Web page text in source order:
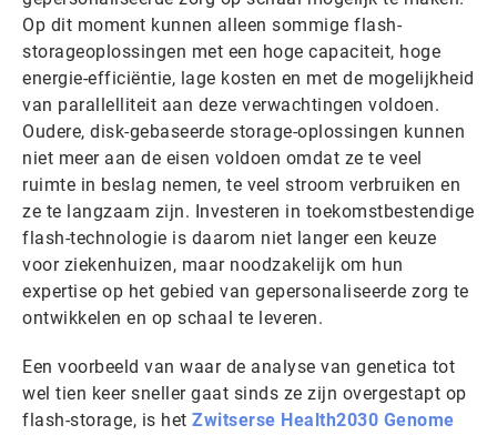
Op dit moment kunnen alleen sommige flash-
storageoplossingen met een hoge capaciteit, hoge
energie-efficiëntie, lage kosten en met de mogelijkheid
van parallelliteit aan deze verwachtingen voldoen.
Oudere, disk-gebaseerde storage-oplossingen kunnen
niet meer aan de eisen voldoen omdat ze te veel
ruimte in beslag nemen, te veel stroom verbruiken en
ze te langzaam zijn. Investeren in toekomstbestendige
flash-technologie is daarom niet langer een keuze
voor ziekenhuizen, maar noodzakelijk om hun
expertise op het gebied van gepersonaliseerde zorg te
ontwikkelen en op schaal te leveren.
Een voorbeeld van waar de analyse van genetica tot
wel tien keer sneller gaat sinds ze zijn overgestapt op
flash-storage, is het Zwitserse Health2030 Genome